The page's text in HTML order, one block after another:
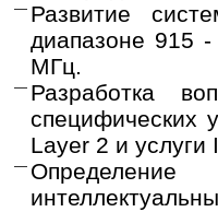
Развитие
диапазоне 915
МГц.
Разработка
специфических
Layer 2 и
Определение